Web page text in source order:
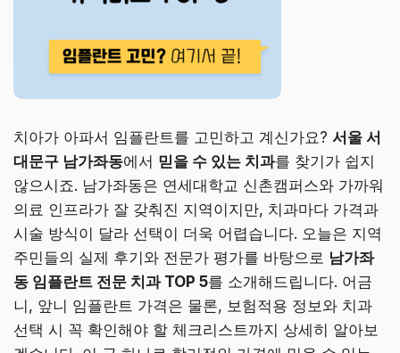
치아가 아파서 임플란트를 고민하고 계신가요? 서울 서
대문구 남가좌동에서 믿을 수 있는 치과를 찾기가 쉽지
않으시죠. 남가좌동은 연세대학교 신촌캠퍼스와 가까워
의료 인프라가 잘 갖춰진 지역이지만, 치과마다 가격과
시술 방식이 달라 선택이 더욱 어렵습니다. 오늘은 지역
주민들의 실제 후기와 전문가 평가를 바탕으로 남가좌
동 임플란트 전문 치과 TOP 5를 소개해드립니다. 어금
니, 앞니 임플란트 가격은 물론, 보험적용 정보와 치과
선택 시 꼭 확인해야 할 체크리스트까지 상세히 알아보